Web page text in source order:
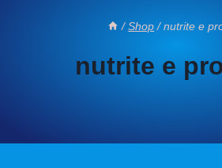
/ Shop / nutrite e
nutrite e